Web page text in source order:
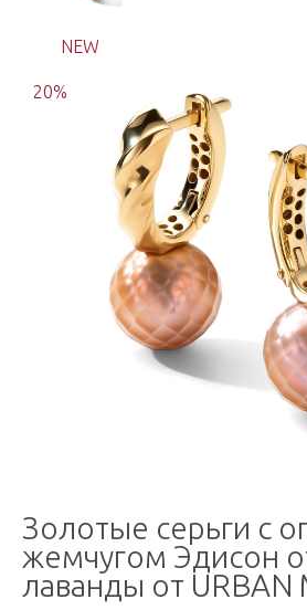
NEW
20%
Золотые серьги с
жемчугом Эдисон
лаванды от URBAN